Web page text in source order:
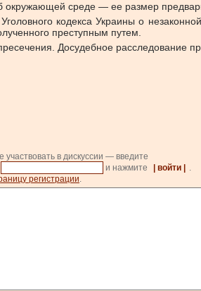
окружающей среде — ее размер
кодекса Украины о
преступным путем.
Досудебное расследование
в дискуссии — введите
и нажмите | войти |
.
регистрации.